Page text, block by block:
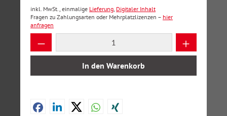
inkl. MwSt., einmalige Lieferung, Digitaler Inhalt
Fragen zu Zahlungsarten oder Mehrplatzlizenzen – hier
anfragen
Produkt Anzahl: Gib den gewünschten
In den Warenkorb